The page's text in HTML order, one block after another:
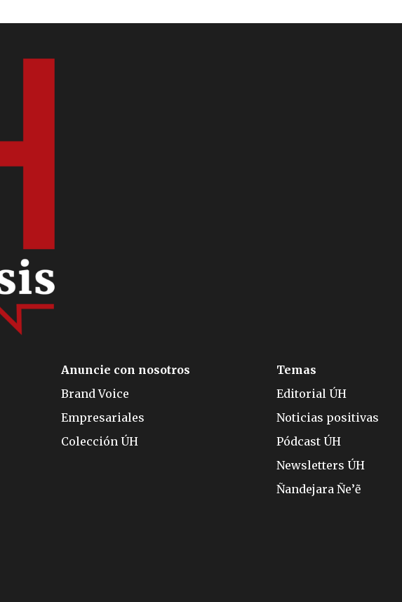
Anuncie con nosotros
Brand Voice
Empresariales
Colección ÚH
Temas
Editorial ÚH
Noticias positivas
Pódcast ÚH
Newsletters ÚH
Ñandejara Ñe’ẽ